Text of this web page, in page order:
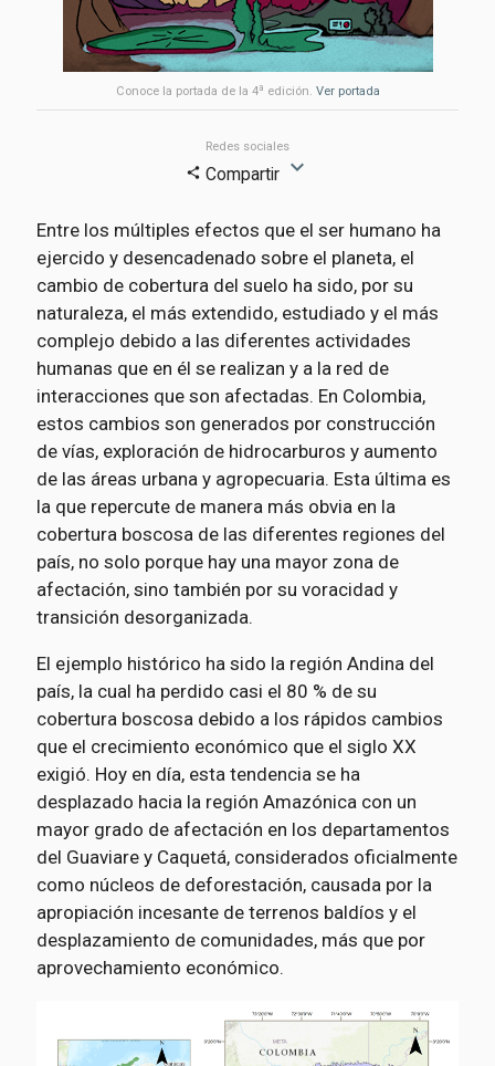
Conoce la portada de la 4a edición. Ver portada
Redes sociales
share Compartir expand_more
Entre los múltiples efectos que el ser humano ha
ejercido y desencadenado sobre el planeta, el
cambio de cobertura del suelo ha sido, por su
naturaleza, el más extendido, estudiado y el más
complejo debido a las diferentes actividades
humanas que en él se realizan y a la red de
interacciones que son afectadas. En Colombia,
estos cambios son generados por construcción
de vías, exploración de hidrocarburos y aumento
de las áreas urbana y agropecuaria. Esta última es
la que repercute de manera más obvia en la
cobertura boscosa de las diferentes regiones del
país, no solo porque hay una mayor zona de
afectación, sino también por su voracidad y
transición desorganizada.
El ejemplo histórico ha sido la región Andina del
país, la cual ha perdido casi el 80 % de su
cobertura boscosa debido a los rápidos cambios
que el crecimiento económico que el siglo XX
exigió. Hoy en día, esta tendencia se ha
desplazado hacia la región Amazónica con un
mayor grado de afectación en los departamentos
del Guaviare y Caquetá, considerados oficialmente
como núcleos de deforestación, causada por la
apropiación incesante de terrenos baldíos y el
desplazamiento de comunidades, más que por
aprovechamiento económico.